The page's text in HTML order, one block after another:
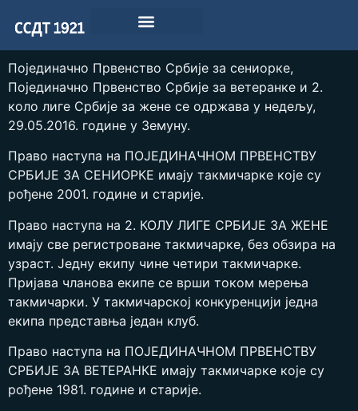
Појединачно Првенство Србије за сениорке,
Појединачно Првенство Србије за ветеранке и 2.
коло лиге Србије за жене се одржава у недељу,
29.05.2016. године у Земуну.
Право наступа на ПОЈЕДИНАЧНОМ ПРВЕНСТВУ
СРБИЈЕ ЗА СЕНИОРКЕ имају такмичарке које су
рођене 2001. године и старије.
Право наступа на 2. КОЛУ ЛИГЕ СРБИЈЕ ЗА ЖЕНЕ
имају све регистроване такмичарке, без обзира на
узраст. Једну екипу чине четири такмичарке.
Пријава чланова екипе се врши током мерења
такмичарки. У такмичарској конкуренцији једна
екипа представња један клуб.
Право наступа на ПОЈЕДИНАЧНОМ ПРВЕНСТВУ
СРБИЈЕ ЗА ВЕТЕРАНКЕ имају такмичарке које су
рођене 1981. године и старије.